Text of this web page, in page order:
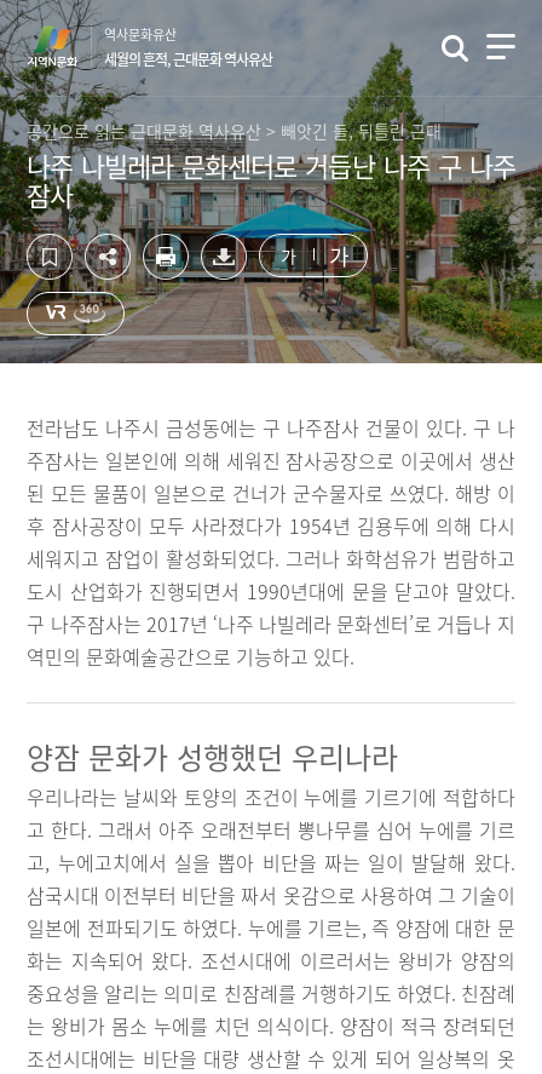
컨
텐
츠
영
역
바
로
가
기
하
단
영
역
바
로
가
기
역사문화유산
세월의 흔적, 근대문화 역사유산
공간으로 읽는 근대문화 역사유산 > 빼앗긴 들, 뒤틀린 근대
나주 나빌레라 문화센터로 거듭난 나주 구 나주
잠사
가 가
전라남도 나주시 금성동에는 구 나주잠사 건물이 있다. 구 나
주잠사는 일본인에 의해 세워진 잠사공장으로 이곳에서 생산
된 모든 물품이 일본으로 건너가 군수물자로 쓰였다. 해방 이
후 잠사공장이 모두 사라졌다가 1954년 김용두에 의해 다시
세워지고 잠업이 활성화되었다. 그러나 화학섬유가 범람하고
도시 산업화가 진행되면서 1990년대에 문을 닫고야 말았다.
구 나주잠사는 2017년 ‘나주 나빌레라 문화센터’로 거듭나 지
역민의 문화예술공간으로 기능하고 있다.
양잠 문화가 성행했던 우리나라
우리나라는 날씨와 토양의 조건이 누에를 기르기에 적합하다
고 한다. 그래서 아주 오래전부터 뽕나무를 심어 누에를 기르
고, 누에고치에서 실을 뽑아 비단을 짜는 일이 발달해 왔다.
삼국시대 이전부터 비단을 짜서 옷감으로 사용하여 그 기술이
일본에 전파되기도 하였다. 누에를 기르는, 즉 양잠에 대한 문
화는 지속되어 왔다. 조선시대에 이르러서는 왕비가 양잠의
중요성을 알리는 의미로 친잠례를 거행하기도 하였다. 친잠례
는 왕비가 몸소 누에를 치던 의식이다. 양잠이 적극 장려되던
조선시대에는 비단을 대량 생산할 수 있게 되어 일상복의 옷